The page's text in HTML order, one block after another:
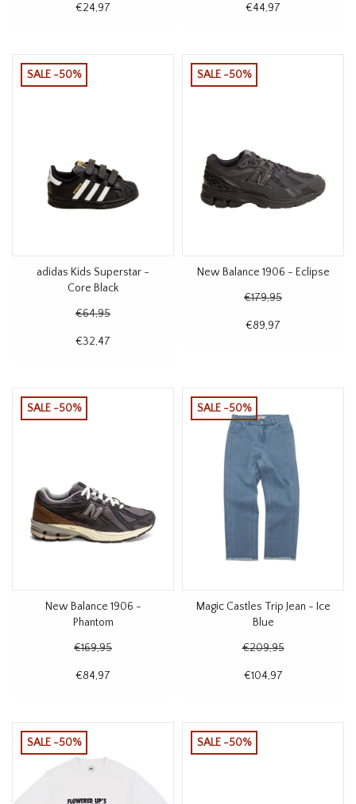
€24,97 €44,97
SALE -50%
adidas Kids Superstar -
Core Black
€64,95
€32,47
SALE -50%
New Balance 1906 - Eclipse
€179,95
€89,97
SALE -50%
New Balance 1906 -
Phantom
€169,95
€84,97
SALE -50%
Magic Castles Trip Jean - Ice
Blue
€209,95
€104,97
SALE -50% SALE -50%